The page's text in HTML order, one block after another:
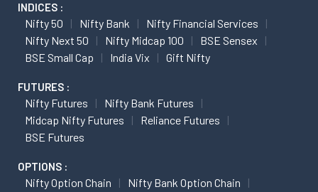
INDICES :
Nifty 50 Nifty Bank
Nifty Financial Services
Nifty Next 50
Nifty Midcap 100
BSE Sensex
BSE Small Cap
India Vix Gift Nifty
FUTURES :
Nifty Futures
Nifty Bank Futures
Midcap Nifty Futures
Reliance Futures
BSE Futures
OPTIONS :
Nifty Option Chain
Nifty Bank Option Chain